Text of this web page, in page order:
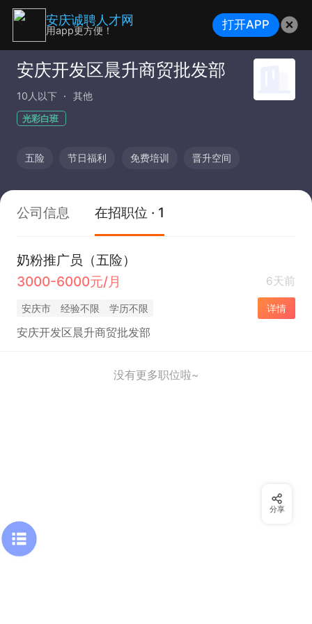
安庆开发区晨升商贸批发部
10人以下 其他
光彩白班
五险 节日福利 免费培训 晋升空间
公司信息 在招职位 · 1
奶粉推广员（五险）
3000-6000元/月
6天前
安庆市 经验不限 学历不限 详情
安庆开发区晨升商贸批发部
没有更多职位啦~
分享
安庆诚聘人才网
用app更方便！ 打开APP